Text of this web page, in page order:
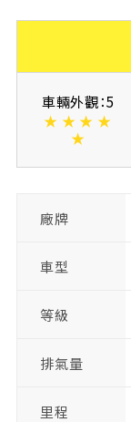
車輛外觀：5
★ ★ ★ ★
★
廠牌
車型
等級
排氣量
里程